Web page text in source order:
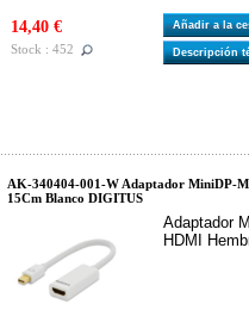
14,40 €
Stock : 452
Añadir a la
Descripción
AK-340404-001-W Adaptador MiniDP-
15Cm Blanco DIGITUS
Adaptador
HDMI